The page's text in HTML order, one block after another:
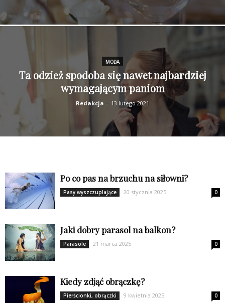
MODA
Ta odzież spodoba się nawet najbardziej
wymagającym paniom
Redakcja - 13 lutego 2021
Po co pas na brzuchu na siłowni?
Pasy wyszczuplające 20 stycznia 2025 0
Jaki dobry parasol na balkon?
Parasole 21 marca 2025 0
Kiedy zdjąć obrączkę?
Pierścionki, obrączki 9 kwietnia 2025 0